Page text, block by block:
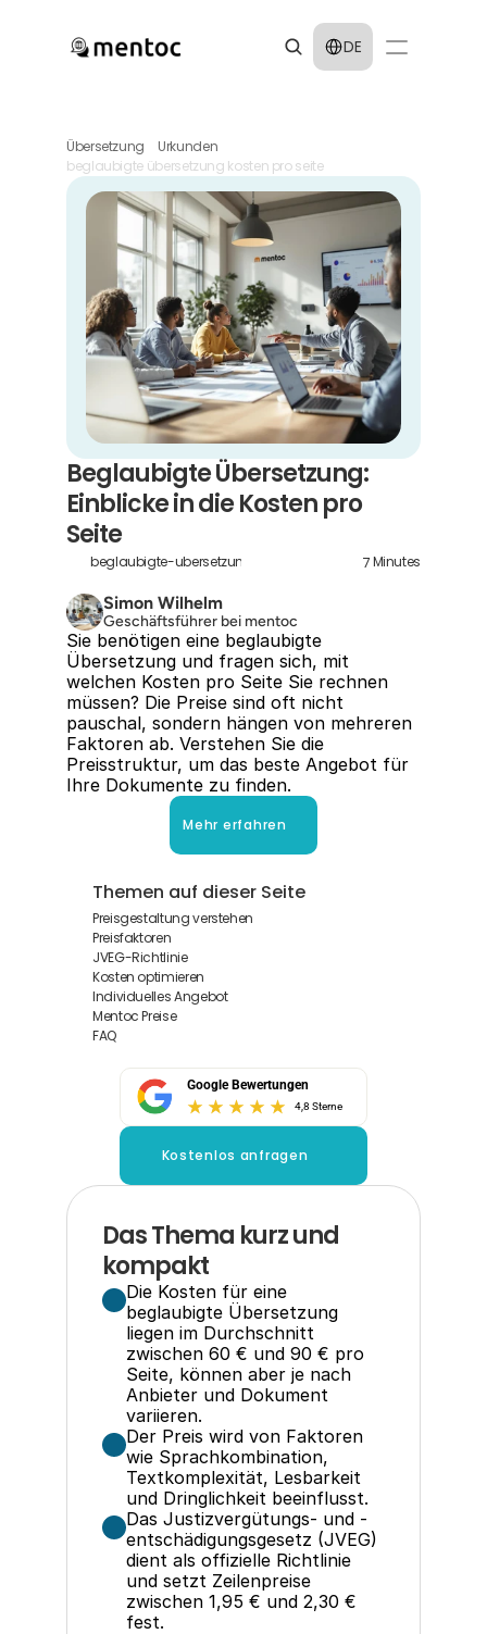
Select Language
DE
Übersetzung
Urkunden
beglaubigte übersetzung kosten pro seite
Beglaubigte Übersetzung:
Einblicke in die Kosten pro
Seite
beglaubigte-ubersetzung-kosten-pro-seite7Minutes
Simon Wilhelm
Geschäftsführer bei mentoc
Sie benötigen eine beglaubigte
Übersetzung und fragen sich, mit
welchen Kosten pro Seite Sie rechnen
müssen? Die Preise sind oft nicht
pauschal, sondern hängen von mehreren
Faktoren ab. Verstehen Sie die
Preisstruktur, um das beste Angebot für
Ihre Dokumente zu finden.
Mehr erfahren
Themen auf dieser Seite
Preisgestaltung verstehen
Preisfaktoren
JVEG-Richtlinie
Kosten optimieren
Individuelles Angebot
Mentoc Preise
FAQ
Google Bewertungen
4,8 Sterne
Kostenlos anfragen
Das Thema kurz und
kompakt
Die Kosten für eine
beglaubigte Übersetzung
liegen im Durchschnitt
zwischen 60 € und 90 € pro
Seite, können aber je nach
Anbieter und Dokument
variieren.
Der Preis wird von Faktoren
wie Sprachkombination,
Textkomplexität, Lesbarkeit
und Dringlichkeit beeinflusst.
Das Justizvergütungs- und -
entschädigungsgesetz (JVEG)
dient als offizielle Richtlinie
und setzt Zeilenpreise
zwischen 1,95 € und 2,30 €
fest.